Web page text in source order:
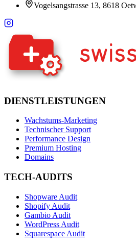
Vogelsangstrasse 13, 8618
DIENSTLEISTUNGEN
Wachstums-Marketing
Technischer Support
Performance Design
Premium Hosting
Domains
TECH-AUDITS
Shopware Audit
Shopify Audit
Gambio Audit
WordPress Audit
Squarespace Audit